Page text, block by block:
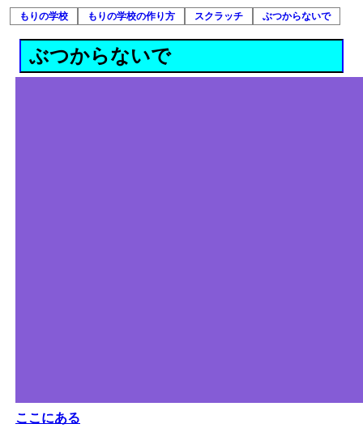
もりの学校 もりの学校の作り方 スクラッチ ぶつからないで
ぶつからないで
ここにある